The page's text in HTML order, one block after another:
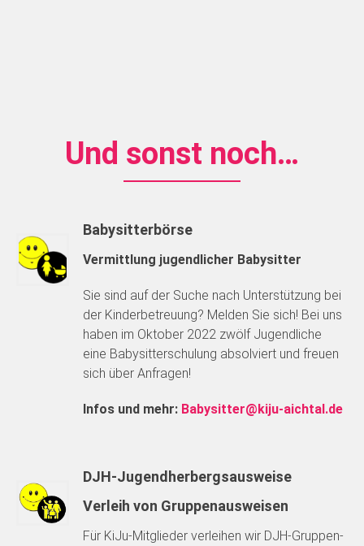
Und sonst noch…
Babysitterbörse
Vermittlung jugendlicher Babysitter
Sie sind auf der Suche nach Unterstützung bei
der Kinderbetreuung? Melden Sie sich! Bei uns
haben im Oktober 2022 zwölf Jugendliche
eine Babysitterschulung absolviert und freuen
sich über Anfragen!
Infos und mehr: Babysitter@kiju-aichtal.de
DJH-Jugendherbergsausweise
Verleih von Gruppenausweisen
Für KiJu-Mitglieder verleihen wir DJH-Gruppen-